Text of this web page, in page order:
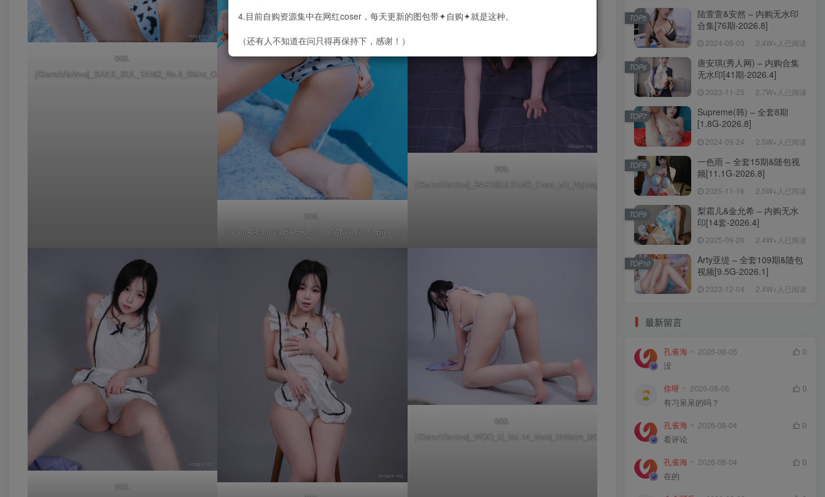
008.
[GlamARchive]_BAEK_SUL_TANG_No.5_Bikini_Cow_032
008.
[GlamARchive]_BAEK_SUL_TANG_No.5_Bikini_Cow_054
009.
[GlamARchive]_BAEKSULTANG_Front_slit_highleg_017
003.
003.
[GlamARchive]_WOO_U_Vol.14_Maid_Uniform_027
陆萱萱&安然 – 内购无水印
合集[76期-2026.8]
2024-06-03 3.4W+人已阅读
TOP5
唐安琪(秀人网) – 内购合集
无水印[41期-2026.4]
2023-11-25 2.7W+人已阅读
TOP6
Supreme(韩) – 全套8期
[1.8G-2026.8]
2024-09-24 2.5W+人已阅读
TOP7
一色雨 – 全套15期&随包视
频[11.1G-2026.8]
2025-11-16 2.5W+人已阅读
TOP8
梨霜儿&金允希 – 内购无水
印[14套-2026.4]
2025-09-26 2.4W+人已阅读
TOP9
Arty亚缇 – 全套109期&随包
视频[9.5G-2026.1]
2023-12-04 2.4W+人已阅读
TOP10
最新留言
孔雀海 2026-08-05
0
没
你呀 2026-08-05
0
有习呆呆的吗？
孔雀海 2026-08-04
0
看评论
孔雀海 2026-08-04
0
在的
4.目前自购资源集中在网红coser，每天更新的图包带✦自购✦就是这种。
（还有人不知道在问只得再保持下，感谢！）